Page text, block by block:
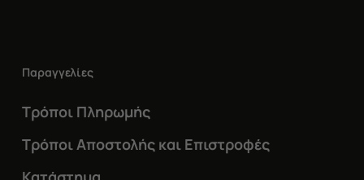
Παραγγελίες
Τρόποι Πληρωμής
Τρόποι Αποστολής και Επιστροφές